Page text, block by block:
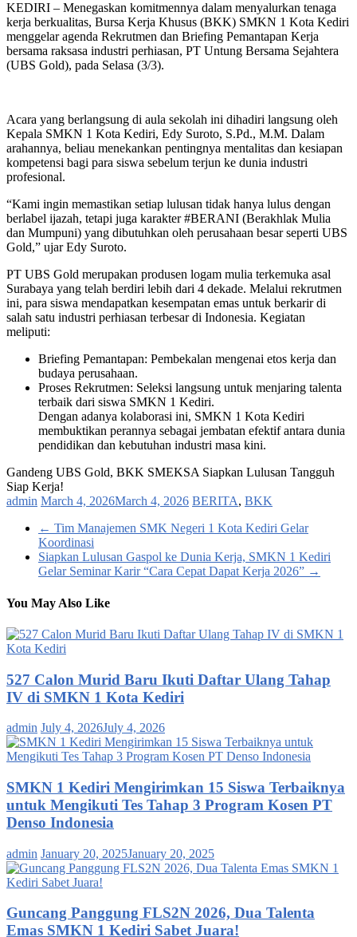
KEDIRI – Menegaskan komitmennya dalam menyalurkan tenaga
kerja berkualitas, Bursa Kerja Khusus (BKK) SMKN 1 Kota Kediri
menggelar agenda Rekrutmen dan Briefing Pemantapan Kerja
bersama raksasa industri perhiasan, PT Untung Bersama Sejahtera
(UBS Gold), pada Selasa (3/3).
Acara yang berlangsung di aula sekolah ini dihadiri langsung oleh
Kepala SMKN 1 Kota Kediri, Edy Suroto, S.Pd., M.M. Dalam
arahannya, beliau menekankan pentingnya mentalitas dan kesiapan
kompetensi bagi para siswa sebelum terjun ke dunia industri
profesional.
“Kami ingin memastikan setiap lulusan tidak hanya lulus dengan
berlabel ijazah, tetapi juga karakter #BERANI (Berakhlak Mulia
dan Mumpuni) yang dibutuhkan oleh perusahaan besar seperti UBS
Gold,” ujar Edy Suroto.
PT UBS Gold merupakan produsen logam mulia terkemuka asal
Surabaya yang telah berdiri lebih dari 4 dekade. Melalui rekrutmen
ini, para siswa mendapatkan kesempatan emas untuk berkarir di
salah satu industri perhiasan terbesar di Indonesia. Kegiatan
meliputi:
Briefing Pemantapan: Pembekalan mengenai etos kerja dan
budaya perusahaan.
Proses Rekrutmen: Seleksi langsung untuk menjaring talenta
terbaik dari siswa SMKN 1 Kediri.
Dengan adanya kolaborasi ini, SMKN 1 Kota Kediri
membuktikan perannya sebagai jembatan efektif antara dunia
pendidikan dan kebutuhan industri masa kini.
Gandeng UBS Gold, BKK SMEKSA Siapkan Lulusan Tangguh
Siap Kerja!
admin March 4, 2026March 4, 2026 BERITA, BKK
← Tim Manajemen SMK Negeri 1 Kota Kediri Gelar
Koordinasi
Siapkan Lulusan Gaspol ke Dunia Kerja, SMKN 1 Kediri
Gelar Seminar Karir “Cara Cepat Dapat Kerja 2026” →
You May Also Like
527 Calon Murid Baru Ikuti Daftar Ulang Tahap
IV di SMKN 1 Kota Kediri
admin July 4, 2026July 4, 2026
SMKN 1 Kediri Mengirimkan 15 Siswa Terbaiknya
untuk Mengikuti Tes Tahap 3 Program Kosen PT
Denso Indonesia
admin January 20, 2025January 20, 2025
Guncang Panggung FLS2N 2026, Dua Talenta
Emas SMKN 1 Kediri Sabet Juara!